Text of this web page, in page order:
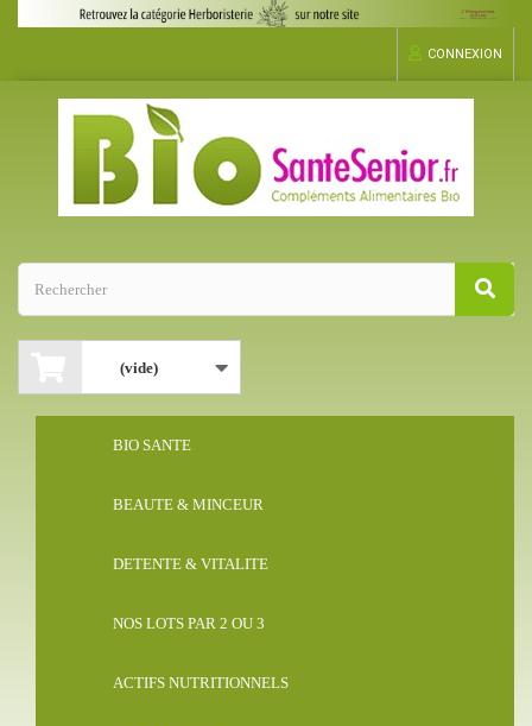
CONNEXION
(vide)
BIO SANTE
BEAUTE & MINCEUR
DETENTE & VITALITE
NOS LOTS PAR 2 OU 3
ACTIFS NUTRITIONNELS